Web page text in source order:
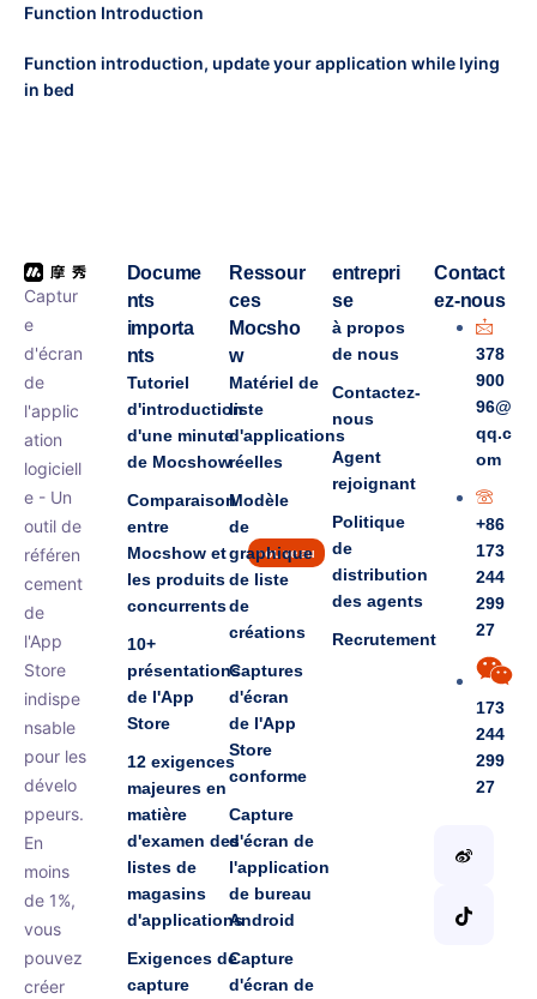
Function Introduction
Function introduction, update your application while lying
in bed
Captur
e
d'écran
de
l'applic
ation
logiciell
e - Un
outil de
référen
cement
de
l'App
Store
indispe
nsable
pour les
dévelo
ppeurs.
En
moins
de 1%,
vous
pouvez
créer
Docume
nts
importa
nts
Tutoriel
d'introduction
d'une minute
de Mocshow
Comparaison
entre
Mocshow et
les produits
concurrents
nouveau
10+
présentations
de l'App
Store
12 exigences
majeures en
matière
d'examen des
listes de
magasins
d'applications
Exigences de
capture
Ressour
ces
Mocsho
w
Matériel de
liste
d'applications
réelles
Modèle
de
graphique
de liste
de
créations
Captures
d'écran
de l'App
Store
conforme
Capture
d'écran de
l'application
de bureau
Android
Capture
d'écran de
entrepri
se
à propos
de nous
Contactez-
nous
Agent
rejoignant
Politique
de
distribution
des agents
Recrutement
Contact
ez-nous
378
900
96@
qq.c
om
+86
173
244
299
27
173
244
299
27